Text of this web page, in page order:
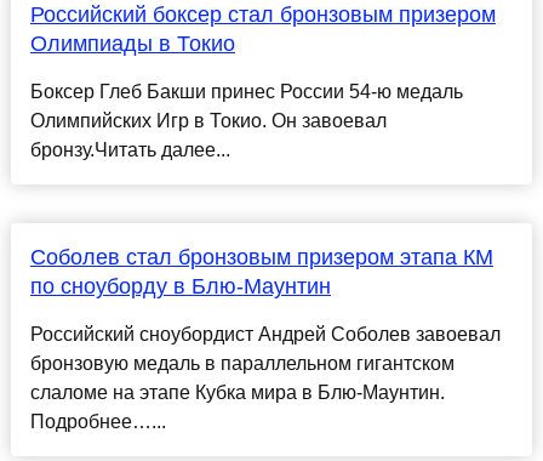
Российский боксер стал бронзовым призером
Олимпиады в Токио
Боксер Глеб Бакши принес России 54-ю медаль
Олимпийских Игр в Токио. Он завоевал
бронзу.Читать далее...
Соболев стал бронзовым призером этапа КМ
по сноуборду в Блю-Маунтин
Российский сноубордист Андрей Соболев завоевал
бронзовую медаль в параллельном гигантском
слаломе на этапе Кубка мира в Блю-Маунтин.
Подробнее…...